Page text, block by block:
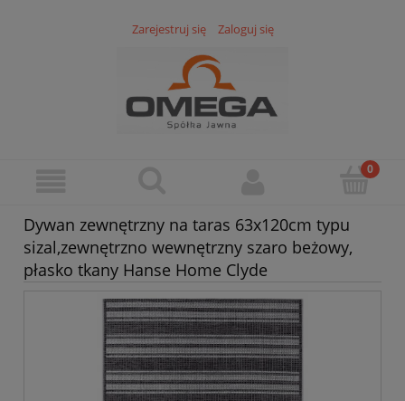
Zarejestruj się Zaloguj się
Dywan zewnętrzny na taras 63x120cm typu
sizal,zewnętrzno wewnętrzny szaro beżowy,
płasko tkany Hanse Home Clyde